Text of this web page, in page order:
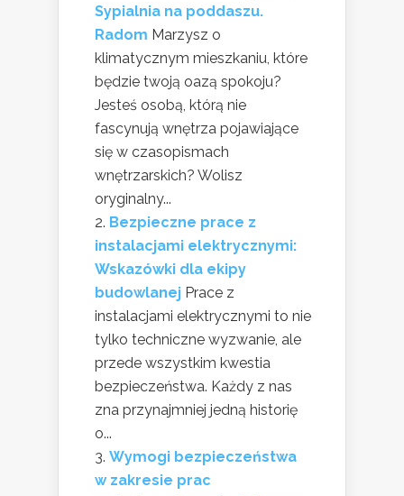
Sypialnia na poddaszu.
Radom Marzysz o
klimatycznym mieszkaniu, które
będzie twoją oazą spokoju?
Jesteś osobą, którą nie
fascynują wnętrza pojawiające
się w czasopismach
wnętrzarskich? Wolisz
oryginalny...
Bezpieczne prace z
instalacjami elektrycznymi:
Wskazówki dla ekipy
budowlanej Prace z
instalacjami elektrycznymi to nie
tylko techniczne wyzwanie, ale
przede wszystkim kwestia
bezpieczeństwa. Każdy z nas
zna przynajmniej jedną historię
o...
Wymogi bezpieczeństwa
w zakresie prac